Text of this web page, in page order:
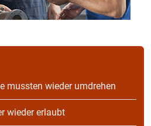
mussten wieder umdrehen
wieder erlaubt